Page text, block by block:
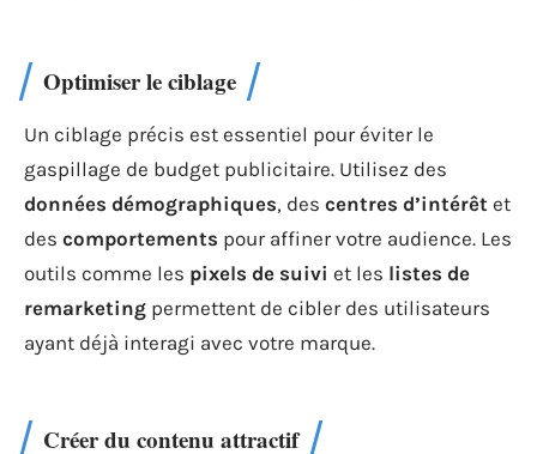
Optimiser le ciblage
Un ciblage précis est essentiel pour éviter le
gaspillage de budget publicitaire. Utilisez des
données démographiques, des centres d’intérêt et
des comportements pour affiner votre audience. Les
outils comme les pixels de suivi et les listes de
remarketing permettent de cibler des utilisateurs
ayant déjà interagi avec votre marque.
Créer du contenu attractif